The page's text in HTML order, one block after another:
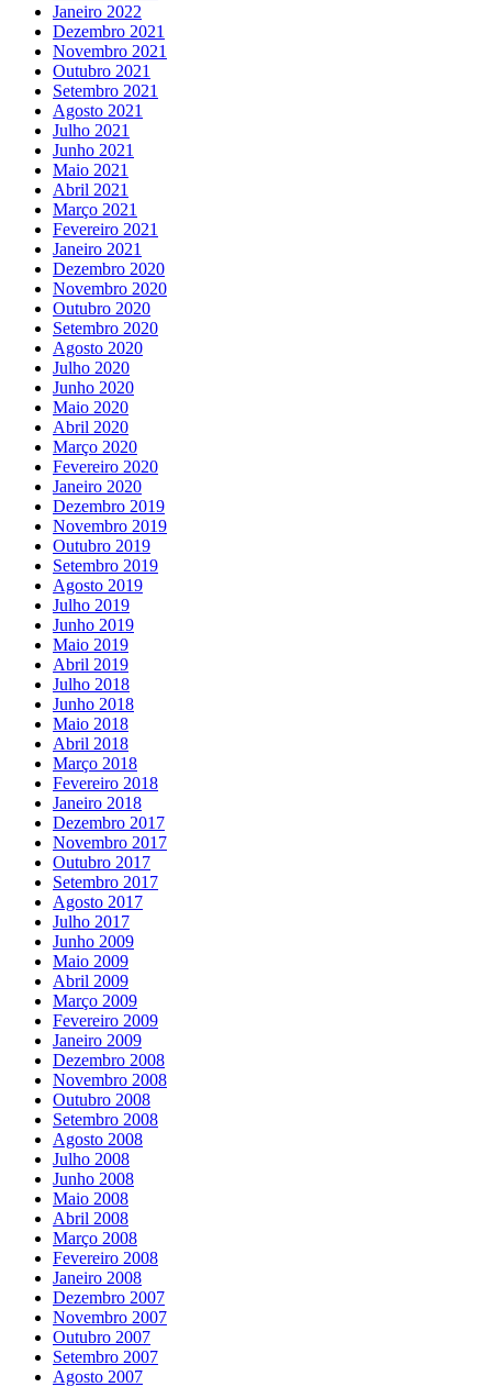
Janeiro 2022
Dezembro 2021
Novembro 2021
Outubro 2021
Setembro 2021
Agosto 2021
Julho 2021
Junho 2021
Maio 2021
Abril 2021
Março 2021
Fevereiro 2021
Janeiro 2021
Dezembro 2020
Novembro 2020
Outubro 2020
Setembro 2020
Agosto 2020
Julho 2020
Junho 2020
Maio 2020
Abril 2020
Março 2020
Fevereiro 2020
Janeiro 2020
Dezembro 2019
Novembro 2019
Outubro 2019
Setembro 2019
Agosto 2019
Julho 2019
Junho 2019
Maio 2019
Abril 2019
Julho 2018
Junho 2018
Maio 2018
Abril 2018
Março 2018
Fevereiro 2018
Janeiro 2018
Dezembro 2017
Novembro 2017
Outubro 2017
Setembro 2017
Agosto 2017
Julho 2017
Junho 2009
Maio 2009
Abril 2009
Março 2009
Fevereiro 2009
Janeiro 2009
Dezembro 2008
Novembro 2008
Outubro 2008
Setembro 2008
Agosto 2008
Julho 2008
Junho 2008
Maio 2008
Abril 2008
Março 2008
Fevereiro 2008
Janeiro 2008
Dezembro 2007
Novembro 2007
Outubro 2007
Setembro 2007
Agosto 2007